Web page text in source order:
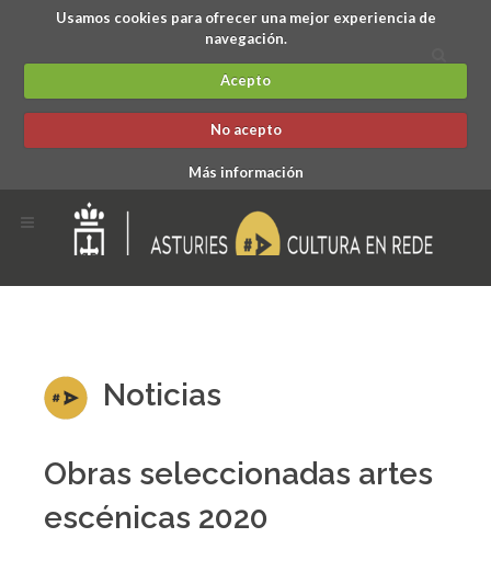
Usamos cookies para ofrecer una mejor experiencia de
navegación.
Acepto
No acepto
Más información
Noticias
Obras seleccionadas artes
escénicas 2020